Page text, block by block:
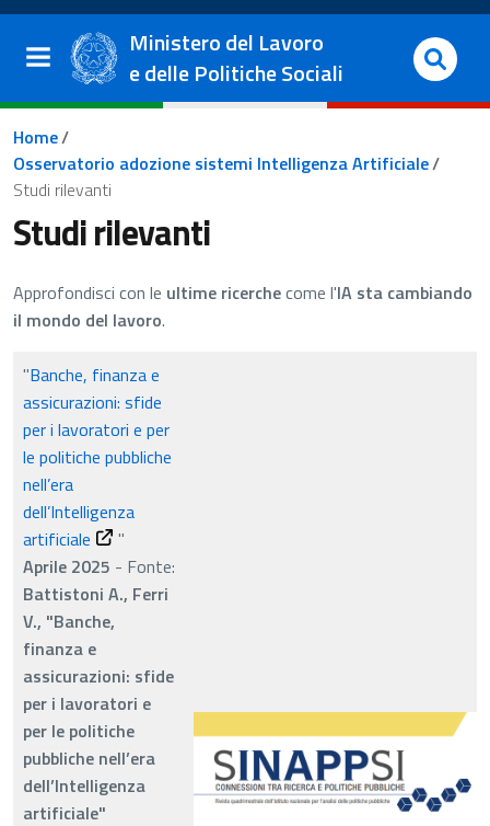
Salta al contenuto principale
Vai al footer
Ministero del Lavoro
e delle Politiche Sociali
Briciole di pane
Home/
Osservatorio adozione sistemi Intelligenza Artificiale/
Studi rilevanti
Studi rilevanti
Approfondisci con le ultime ricerchecome l'IA sta cambiando
il mondo del lavoro.
"Banche, finanza e
assicurazioni: sfide
per i lavoratori e per
le politiche pubbliche
nell’era
dell’Intelligenza
artificiale
"
Aprile 2025 - Fonte:
Battistoni A., Ferri
V., "Banche,
finanza e
assicurazioni: sfide
per i lavoratori e
per le politiche
pubbliche nell’era
dell’Intelligenza
artificiale"